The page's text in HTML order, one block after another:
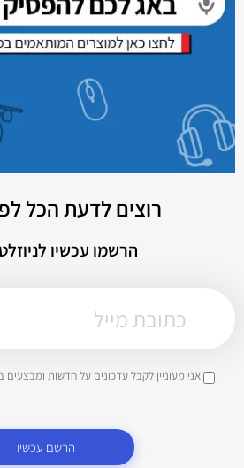
רוצים לדעת הכל
הרשמו עכשיו
אני מעוניין לקבל עדכונים על חדשות
הרשם עכשיו